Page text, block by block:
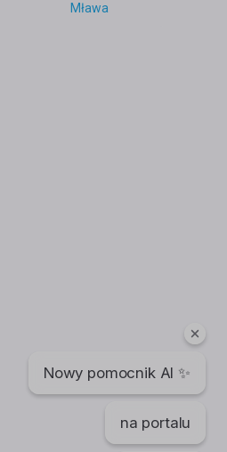
Nowy pomocnik AI ✨
na portalu
Mława